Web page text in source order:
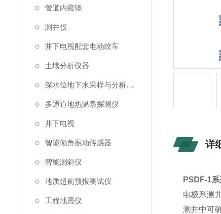
管道内窥镜
测井仪
井下电视配套电动绞车
土壤分析仪器
深水位地下水采样与分析系统
多通道地热温泉探测仪
井下电视
智能倾角振动传感器
智能测斜仪
地质超前预报测试仪
工程地震仪
详
PSDF-1
电极系测
测井中可